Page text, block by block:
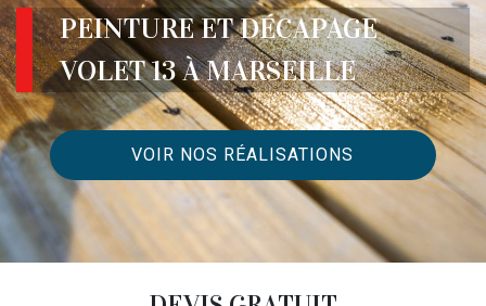
PEINTURE ET DÉCAPAGE
VOLET 13 À MARSEILLE
VOIR NOS RÉALISATIONS